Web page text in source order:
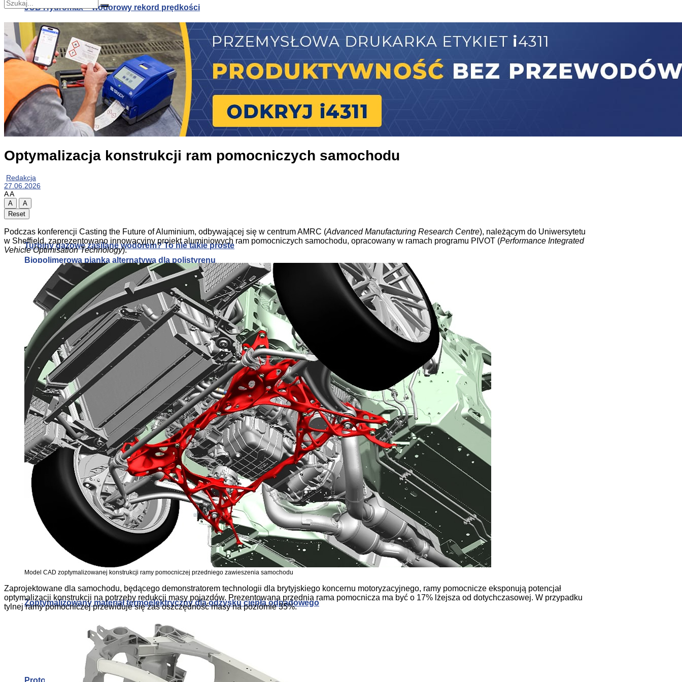
JCB Hydromax – wodorowy rekord prędkości
Biopolimerowa pianka alternatywą dla polistyrenu
Turbiny gazowe zasilane wodorem? To nie takie proste
Alternatywa dla klimatyzacji: druk 3D systemów pasywnego chłodzenia
Prototypowy IR.28
Zoptymalizowany materiał termoelektryczny dla odzysku ciepła odpadowego
JCB Hydromax – wodorowy rekord prędkości
Biopolimerowa pianka alternatywą dla polistyrenu
Turbiny gazowe zasilane wodorem? To nie takie proste
Alternatywa dla klimatyzacji: druk 3D systemów pasywnego chłodzenia
Prototypowy IR.28
Nie znaleziono
Zobacz wszystkie wyniki
Optymalizacja konstrukcji ram pomocniczych samochodu
Redakcja
27.06.2026
AA
A
A
Reset
Podczas konferencji Casting the Future of Aluminium, odbywającej się w centrum AMRC (Advanced Manufacturing Research Centre), należącym do Uniwersytetu
w Sheffield, zaprezentowano innowacyjny projekt aluminiowych ram pomocniczych samochodu, opracowany w ramach programu PIVOT (Performance Integrated
Vehicle Optimisation Technology).
Model CAD zoptymalizowanej konstrukcji ramy pomocniczej przedniego zawieszenia samochodu
Zaprojektowane dla samochodu, będącego demonstratorem technologii dla brytyjskiego koncernu motoryzacyjnego, ramy pomocnicze eksponują potencjał
optymalizacji konstrukcji na potrzeby redukcji masy pojazdów. Prezentowana przednia rama pomocnicza ma być o 17% lżejsza od dotychczasowej. W przypadku
tylnej ramy pomocniczej przewiduje się zaś oszczędność masy na poziomie 35%.